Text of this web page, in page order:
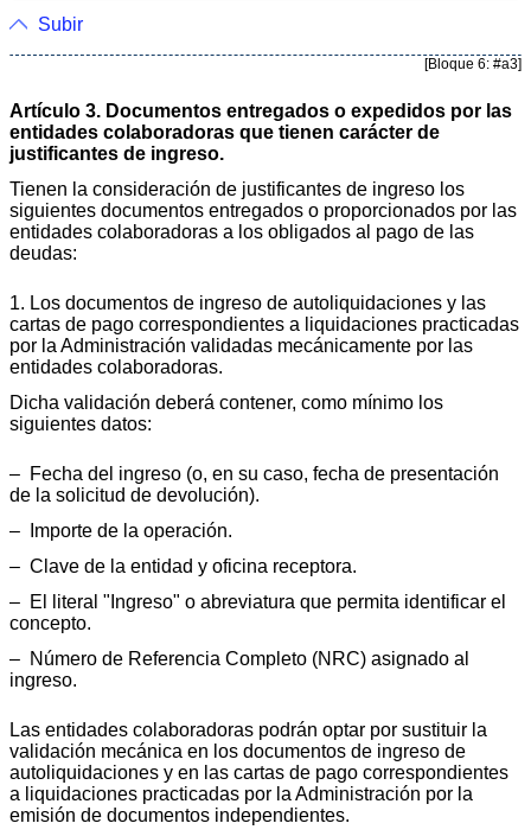
Subir
[Bloque 6: #a3]
Artículo 3. Documentos entregados o expedidos por las
entidades colaboradoras que tienen carácter de
justificantes de ingreso.
Tienen la consideración de justificantes de ingreso los
siguientes documentos entregados o proporcionados por las
entidades colaboradoras a los obligados al pago de las
deudas:
1. Los documentos de ingreso de autoliquidaciones y las
cartas de pago correspondientes a liquidaciones practicadas
por la Administración validadas mecánicamente por las
entidades colaboradoras.
Dicha validación deberá contener, como mínimo los
siguientes datos:
‒ Fecha del ingreso (o, en su caso, fecha de presentación
de la solicitud de devolución).
‒ Importe de la operación.
‒ Clave de la entidad y oficina receptora.
‒ El literal "Ingreso" o abreviatura que permita identificar el
concepto.
‒ Número de Referencia Completo (NRC) asignado al
ingreso.
Las entidades colaboradoras podrán optar por sustituir la
validación mecánica en los documentos de ingreso de
autoliquidaciones y en las cartas de pago correspondientes
a liquidaciones practicadas por la Administración por la
emisión de documentos independientes.